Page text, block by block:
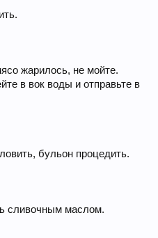
жарилось, не мойте.
в вок воды и отправьте в
бульон процедить.
сливочным маслом.